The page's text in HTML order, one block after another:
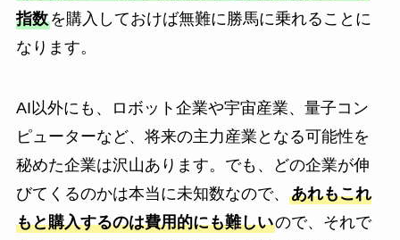
指数を購入しておけば無難に勝馬に乗れることに
なります。
AI以外にも、ロボット企業や宇宙産業、量子コン
ピューターなど、将来の主力産業となる可能性を
秘めた企業は沢山あります。でも、どの企業が伸
びてくるのかは本当に未知数なので、 あれもこれ
もと購入するのは費用的にも難しいので、それで